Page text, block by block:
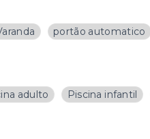
portão automatico
adulto Piscina infantil